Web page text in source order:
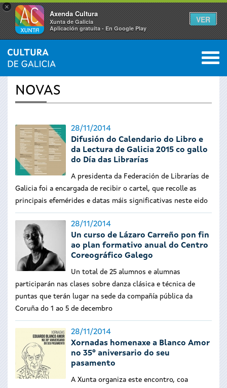
×
Axenda Cultura
Xunta de Galicia
Aplicación gratuíta - En Google Play
VER
Vostede
está
aquí
INICIO › ACTUALIDADE 0
NOVAS
28/11/2014
Difusión do Calendario do Libro e
da Lectura de Galicia 2015 co gallo
do Día das Librarías
A presidenta da Federación de Librarías de
Galicia foi a encargada de recibir o cartel, que recolle as
principais efemérides e datas máis significativas neste eido
28/11/2014
Un curso de Lázaro Carreño pon fin
ao plan formativo anual do Centro
Coreográfico Galego
Un total de 25 alumnos e alumnas
participarán nas clases sobre danza clásica e técnica de
puntas que terán lugar na sede da compañía pública da
Coruña do 1 ao 5 de decembro
28/11/2014
Xornadas homenaxe a Blanco Amor
no 35º aniversario do seu
pasamento
A Xunta organiza este encontro, coa